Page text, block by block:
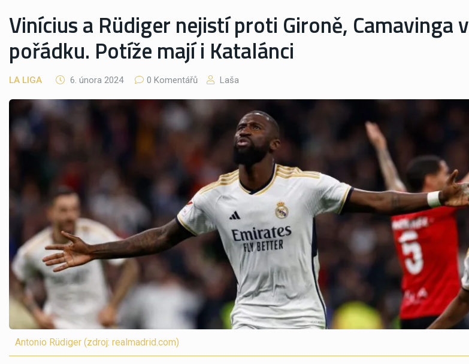
Vinícius a Rüdiger nejistí proti Gironě, Camavinga v
pořádku. Potíže mají i Katalánci
LA LIGA 6. února 2024 0 Komentářů Laša
Antonio Rüdiger (zdroj: realmadrid.com)